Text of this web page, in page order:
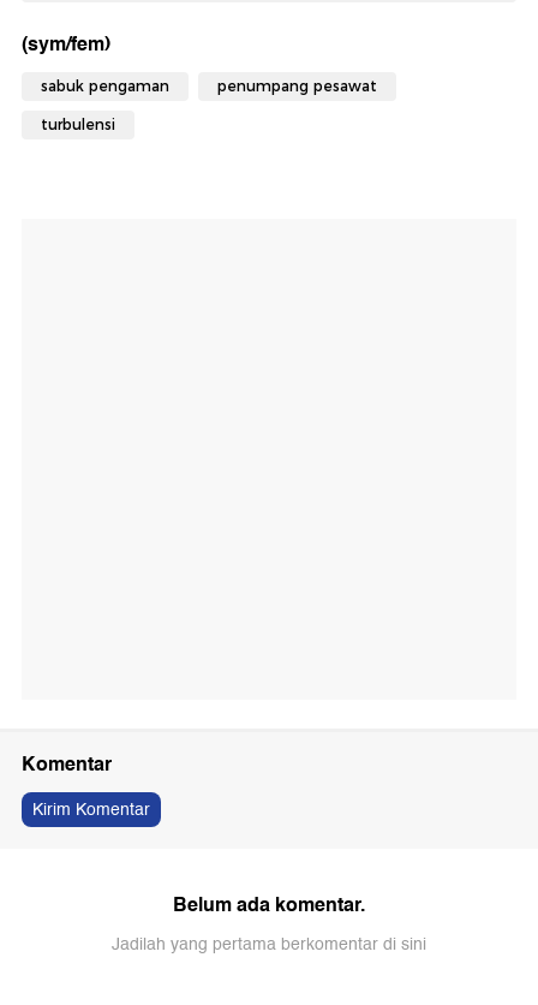
(sym/fem)
sabuk pengaman penumpang pesawat
turbulensi
Komentar
Kirim Komentar
Belum ada komentar.
Jadilah yang pertama berkomentar di sini